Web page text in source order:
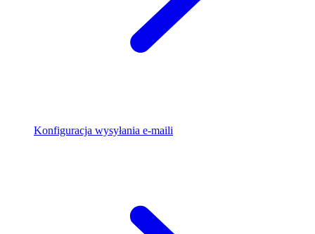
Konfiguracja wysyłania e-maili